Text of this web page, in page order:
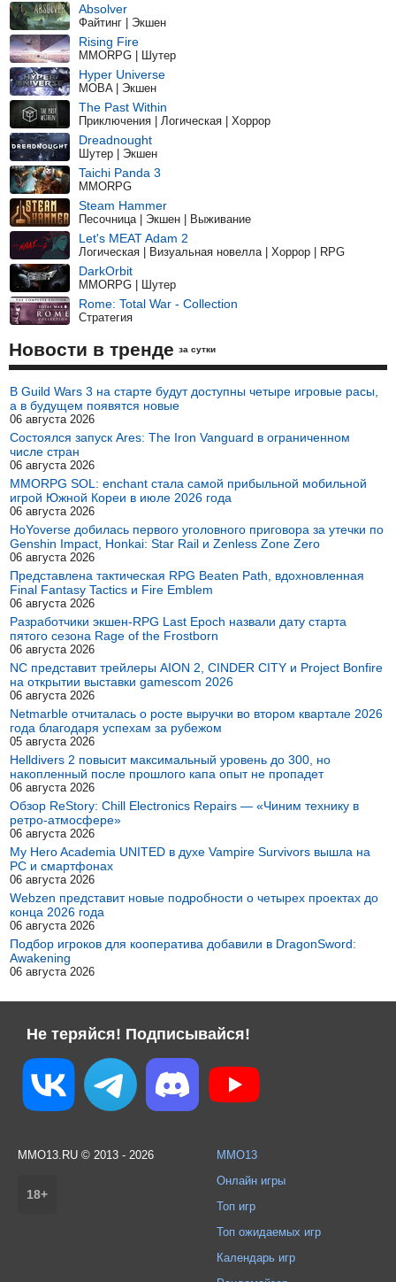
Absolver
Файтинг | Экшен
Rising Fire
MMORPG | Шутер
Hyper Universe
MOBA | Экшен
The Past Within
Приключения | Логическая | Хоррор
Dreadnought
Шутер | Экшен
Taichi Panda 3
MMORPG
Steam Hammer
Песочница | Экшен | Выживание
Let's MEAT Adam 2
Логическая | Визуальная новелла | Хоррор | RPG
DarkOrbit
MMORPG | Шутер
Rome: Total War - Collection
Стратегия
Новости в тренде за сутки
В Guild Wars 3 на старте будут доступны четыре игровые расы,
а в будущем появятся новые
06 августа 2026
Состоялся запуск Ares: The Iron Vanguard в ограниченном
числе стран
06 августа 2026
MMORPG SOL: enchant стала самой прибыльной мобильной
игрой Южной Кореи в июле 2026 года
06 августа 2026
HoYoverse добилась первого уголовного приговора за утечки по
Genshin Impact, Honkai: Star Rail и Zenless Zone Zero
06 августа 2026
Представлена тактическая RPG Beaten Path, вдохновленная
Final Fantasy Tactics и Fire Emblem
06 августа 2026
Разработчики экшен-RPG Last Epoch назвали дату старта
пятого сезона Rage of the Frostborn
06 августа 2026
NC представит трейлеры AION 2, CINDER CITY и Project Bonfire
на открытии выставки gamescom 2026
06 августа 2026
Netmarble отчиталась о росте выручки во втором квартале 2026
года благодаря успехам за рубежом
05 августа 2026
Helldivers 2 повысит максимальный уровень до 300, но
накопленный после прошлого капа опыт не пропадет
06 августа 2026
Обзор ReStory: Chill Electronics Repairs — «Чиним технику в
ретро-атмосфере»
06 августа 2026
My Hero Academia UNITED в духе Vampire Survivors вышла на
PC и смартфонах
06 августа 2026
Webzen представит новые подробности о четырех проектах до
конца 2026 года
06 августа 2026
Подбор игроков для кооператива добавили в DragonSword:
Awakening
06 августа 2026
Не теряйся! Подписывайся!
MMO13.RU © 2013 - 2026
18+
MMO13
Онлайн игры
Топ игр
Топ ожидаемых игр
Календарь игр